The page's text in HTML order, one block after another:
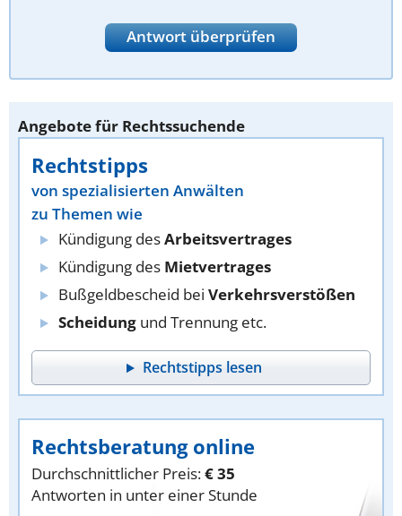
Antwort überprüfen
Angebote für Rechtssuchende
Rechtstipps
von spezialisierten Anwälten
zu Themen wie
Kündigung desArbeitsvertrages
Kündigung des Mietvertrages
Bußgeldbescheid bei Verkehrsverstößen
Scheidung und Trennung etc.
Rechtstipps lesen
Rechtsberatung online
Durchschnittlicher Preis:€ 35
Antworten in unter einer Stunde